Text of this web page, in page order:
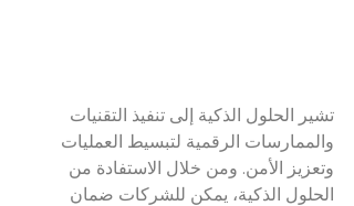
تشير الحلول الذكية إلى تنفيذ التقنيات
والممارسات الرقمية لتبسيط العمليات
وتعزيز الأمن. ومن خلال الاستفادة من
الحلول الذكية، يمكن للشركات ضمان